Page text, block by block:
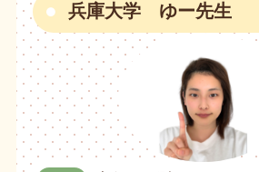
兵庫大学 ゆー先生